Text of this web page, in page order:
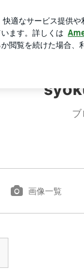
内のダリア
ブ
画像一覧